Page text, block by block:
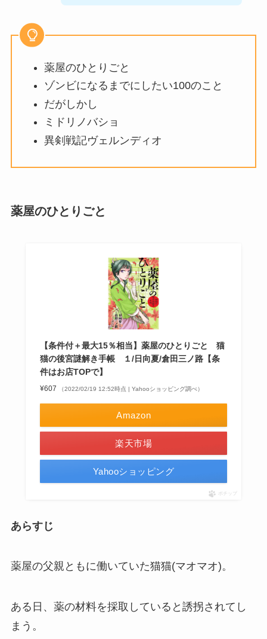
薬屋のひとりごと
ゾンビになるまでにしたい100のこと
だがしかし
ミドリノバショ
異剣戦記ヴェルンディオ
薬屋のひとりごと
【条件付＋最大15％相当】薬屋のひとりごと 猫
猫の後宮謎解き手帳 １/日向夏/倉田三ノ路【条
件はお店TOPで】
¥607 （2022/02/19 12:52時点 | Yahooショッピング調べ）
Amazon
楽天市場
Yahooショッピング
ポチップ
あらすじ
薬屋の父親ともに働いていた猫猫(マオマオ)。
ある日、薬の材料を採取していると誘拐されてし
まう。